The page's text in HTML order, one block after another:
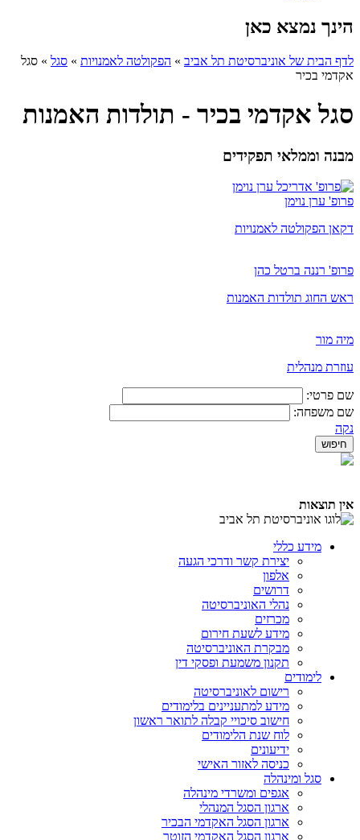
הינך נמצא כאן
לדף הבית של אוניברסיטת תל אביב » הפקולטה לאמנויות » סגל » סגל
אקדמי בכיר
סגל אקדמי בכיר - תולדות האמנות
מבנה וממלאי תפקידים
פרופ' ערן נוימן
דקאן הפקולטה לאמנויות
פרופ' רננה ברטל כהן
ראש החוג תולדות האמנות
מיה מור
​עוזרת מנהלית
שם פרטי:
שם משפחה:
נקה
אין תוצאות
מידע כללי
יצירת קשר ודרכי הגעה
אלפון
דרושים
נהלי האוניברסיטה
מכרזים
מידע לשעת חירום
מבקרת האוניברסיטה
תקנון משמעת ופסקי דין
לימודים
רישום לאוניברסיטה
מידע למתעניינים בלימודים
חישוב סיכויי קבלה לתואר ראשון
לוח שנת הלימודים
ידיעונים
כניסה לאזור האישי
סגל ומינהלה
אגפים ומשרדי מינהלה
ארגון הסגל המנהלי
ארגון הסגל האקדמי הבכיר
ארגון הסגל האקדמי הזוטר